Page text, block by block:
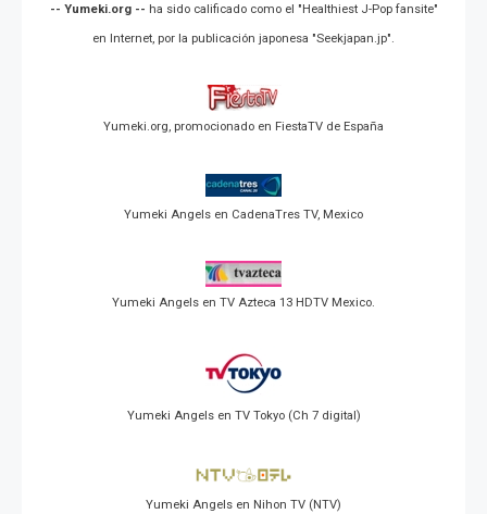
-- Yumeki.org -- ha sido calificado como el "Healthiest J-Pop fansite"
en Internet, por la publicación japonesa "Seekjapan.jp".
Yumeki.org, promocionado en FiestaTV de España
Yumeki Angels en CadenaTres TV, Mexico
Yumeki Angels en TV Azteca 13 HDTV Mexico.
Yumeki Angels en TV Tokyo (Ch 7 digital)
Yumeki Angels en Nihon TV (NTV)